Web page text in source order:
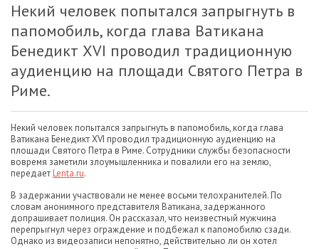
Некий человек попытался запрыгнуть в
папомобиль, когда глава Ватикана
Бенедикт XVI проводил традиционную
аудиенцию на площади Святого Петра в
Риме.
Некий человек попытался запрыгнуть в папомобиль, когда глава
Ватикана Бенедикт XVI проводил традиционную аудиенцию на
площади Святого Петра в Риме. Сотрудники службы безопасности
вовремя заметили злоумышленника и повалили его на землю,
передаетLenta.ru.
В задержании участвовали не менее восьми телохранителей. По
словам анонимного представителя Ватикана, задержанного
допрашивает полиция. Он рассказал, что неизвестный мужчина
перепрыгнул через ограждение и подбежал к папомобилю сзади.
Однако из видеозаписи непонятно, действительно ли он хотел